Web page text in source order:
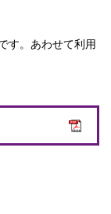
す。あわせて利用